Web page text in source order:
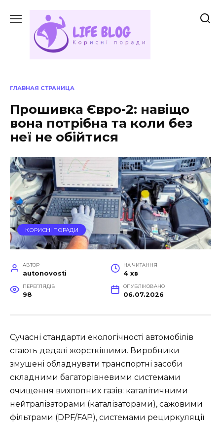
до
ГЛАВНАЯ СТРАНИЦА
Прошивка Євро-2: навіщо
вона потрібна та коли без
неї не обійтися
КОРИСНІ ПОРАДИ
АВТОР
autonovosti
НА ЧИТАННЯ
4 хв
ПЕРЕГЛЯДІВ
98
ОПУБЛІКОВАНО
06.07.2026
Сучасні стандарти екологічності автомобілів
стають дедалі жорсткішими. Виробники
змушені обладнувати транспортні засоби
складними багаторівневими системами
очищення вихлопних газів: каталітичними
нейтралізаторами (каталізаторами), сажовими
фільтрами (DPF/FAP), системами рециркуляції